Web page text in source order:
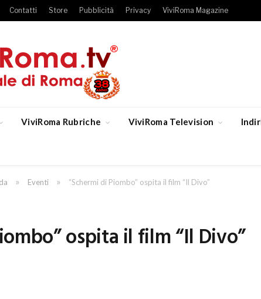
Contatti Store Pubblicità Privacy ViviRoma Magazine
ViviRoma Rubriche ViviRoma Television
» Eventi » “Schermi di Piombo” ospita il film “Il Divo”
ospita il film “Il Divo”